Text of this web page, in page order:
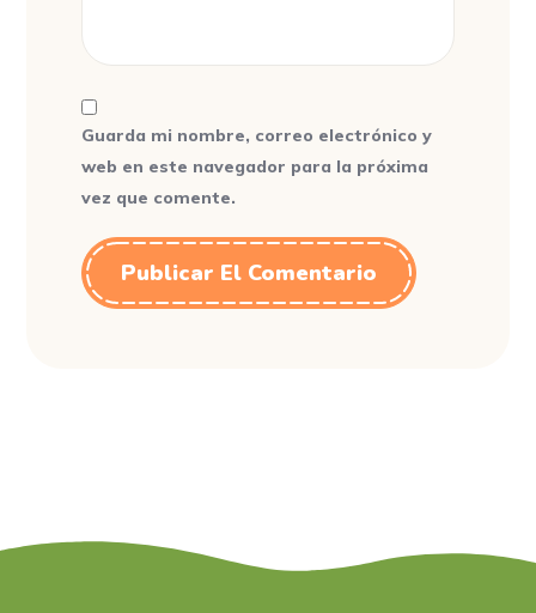
Guarda mi nombre, correo electrónico y
web en este navegador para la próxima
vez que comente.